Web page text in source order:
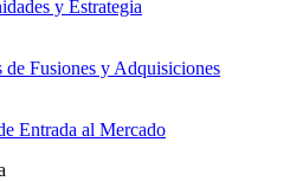
y Estrategia
Fusiones y Adquisiciones
Entrada al Mercado